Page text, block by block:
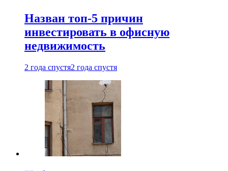
Назван топ-5 причин
инвестировать в офисную
недвижимость
2 года спустя2 года спустя